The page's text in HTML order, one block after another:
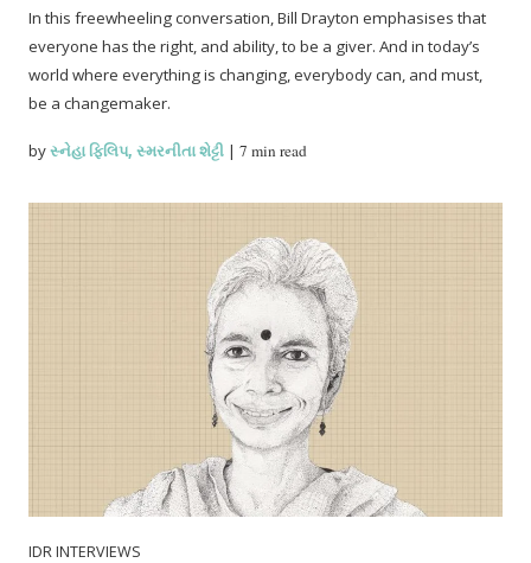
In this freewheeling conversation, Bill Drayton emphasises that
everyone has the right, and ability, to be a giver. And in today’s
world where everything is changing, everybody can, and must,
be a changemaker.
byસ્નેહા ફિલિપ,સ્મરનીતા શેટ્ટી |7 min read
IDR INTERVIEWS